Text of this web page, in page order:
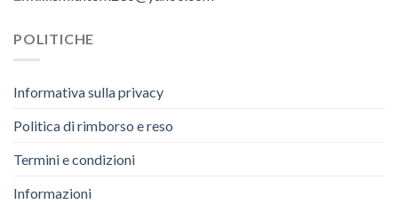
POLITICHE
Informativa sulla privacy
Politica di rimborso e reso
Termini e condizioni
Informazioni